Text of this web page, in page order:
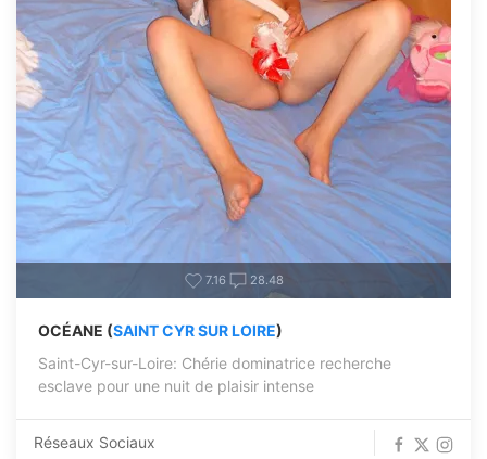
7.16 28.48
OCÉANE (SAINT CYR SUR LOIRE)
Saint-Cyr-sur-Loire: Chérie dominatrice recherche
esclave pour une nuit de plaisir intense
Réseaux Sociaux